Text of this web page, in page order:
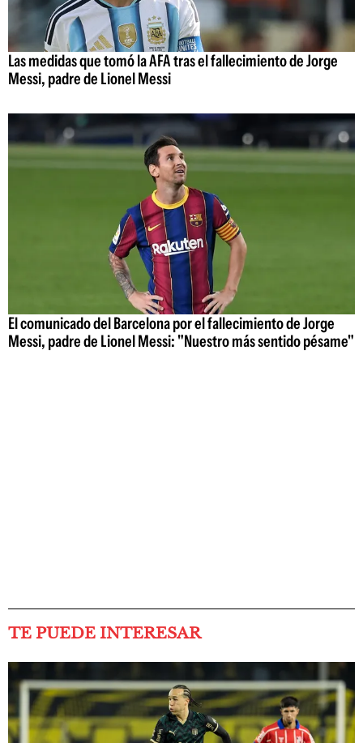
Las medidas que tomó la AFA tras el fallecimiento de Jorge
Messi, padre de Lionel Messi
El comunicado del Barcelona por el fallecimiento de Jorge
Messi, padre de Lionel Messi: "Nuestro más sentido pésame"
TE PUEDE INTERESAR